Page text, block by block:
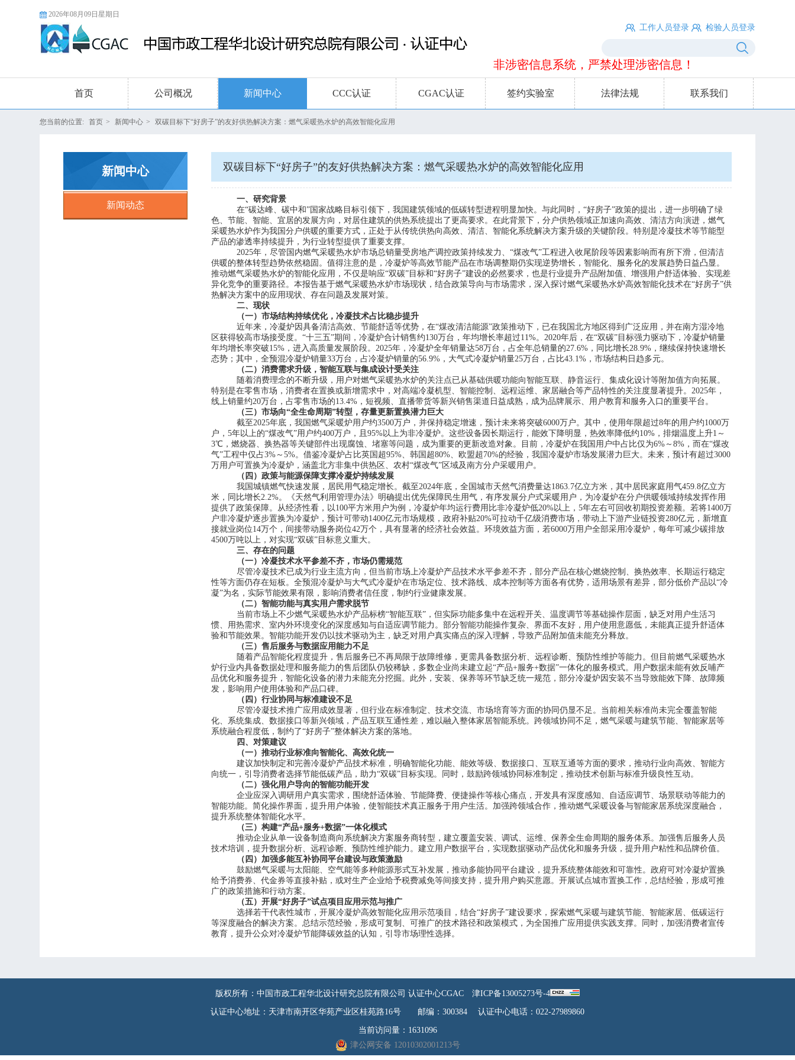
2026年08月09日星期日
工作人员登录 检验人员登录
非涉密信息系统，严禁处理涉密信息！
首页 公司概况 新闻中心 CCC认证 CGAC认证 签约实验室 法律法规 联系我们
您当前的位置: 首页 > 新闻中心 > 双碳目标下“好房子”的友好供热解决方案：燃气采暖热水炉的高效智能化应用
新闻中心
新闻动态
双碳目标下“好房子”的友好供热解决方案：燃气采暖热水炉的高效智能化应用
一、研究背景
在“碳达峰、碳中和”国家战略目标引领下，我国建筑领域的低碳转型进程明显加快。与此同时，“好房子”政策的提出，进一步明确了绿
色、节能、智能、宜居的发展方向，对居住建筑的供热系统提出了更高要求。在此背景下，分户供热领域正加速向高效、清洁方向演进，燃气
采暖热水炉作为我国分户供暖的重要方式，正处于从传统供热向高效、清洁、智能化系统解决方案升级的关键阶段。特别是冷凝技术等节能型
产品的渗透率持续提升，为行业转型提供了重要支撑。
2025年，尽管国内燃气采暖热水炉市场总销量受房地产调控政策持续发力、“煤改气”工程进入收尾阶段等因素影响而有所下滑，但清洁
供暖的整体转型趋势依然稳固。值得注意的是，冷凝炉等高效节能产品在市场调整期仍实现逆势增长，智能化、服务化的发展趋势日益凸显。
推动燃气采暖热水炉的智能化应用，不仅是响应“双碳”目标和“好房子”建设的必然要求，也是行业提升产品附加值、增强用户舒适体验、实现差
异化竞争的重要路径。本报告基于燃气采暖热水炉市场现状，结合政策导向与市场需求，深入探讨燃气采暖热水炉高效智能化技术在“好房子”供
热解决方案中的应用现状、存在问题及发展对策。
二、现状
（一） 市场结构持续优化，冷凝技术占比稳步提升
近年来，冷凝炉因具备清洁高效、节能舒适等优势，在“煤改清洁能源”政策推动下，已在我国北方地区得到广泛应用，并在南方湿冷地
区获得较高市场接受度。“十三五”期间，冷凝炉合计销售约130万台，年均增长率超过11%。2020年后，在“双碳”目标强力驱动下，冷凝炉销量
年均增长率突破15%，进入高质量发展阶段。2025年，冷凝炉全年销量达58万台，占全年总销量的27.6%，同比增长28.9%，继续保持快速增长
态势 ； 其中，全预混冷凝炉销量33万台，占冷凝炉销量的56.9%，大气式冷凝炉销量25万台，占比43.1%，市场结构日趋多元。
（二）消费需求升级，智能互联与集成设计受关注
随着消费理念的不断升级，用户对燃气采暖热水炉的关注点已从基础供暖功能向智能互联、静音运行、集成化设计等附加值方向拓展。
特别是在零售市场，消费者在置换或新增需求中，对高端冷凝机型、智能控制、远程运维、家居融合等产品特性的关注度显著提升。 2025年，
线上销量约20万台，占零售市场的13.4%，短视频、直播带货等新兴销售渠道日益成熟，成为品牌展示、用户教育和服务入口的重要平台。
（三）市场向“全生命周期”转型，存量更新置换潜力巨大
截至2025年底，我国燃气采暖炉用户约3500万户，并保持稳定增速，预计未来将突破6000万户。其中，使用年限超过8年的用户约1000万
户，5年以上的“煤改气”用户约400万户，且95%以上为非冷凝炉。这些设备因长期运行，能效下降明显，热效率降低约10%，排烟温度上升1～
3℃，燃烧器、换热器等关键部件出现腐蚀、堵塞等问题，成为重要的更新改造对象。目前，冷凝炉在我国用户中占比仅为6%～8%，而在“煤改
气”工程中仅占3%～5%。借鉴冷凝炉占比英国超95%、韩国超80%、欧盟超 70%的经验，我国冷凝炉市场发展潜力 巨大。未来，预计有超过3000
万用户可置换为冷凝炉，涵盖北方非集中供热区、农村“煤改气”区域及南方分户采暖用户。
（四）政策与能源保障支撑冷凝炉持续发展
我国城镇燃气快速发展，居民用气稳定增长。截至2024年底，全国城市天然气消费量达1863.7亿立方米，其中居民家庭用气459.8亿立方
米，同比增长2.2%。《天然气利用管理办法》明确提出优先保障民生用气，有序发展分户式采暖用户，为冷凝炉在分户供暖领域持续发挥作用
提供了政策保障。从经济性看，以100平方米用户为例，冷凝炉年均运行费用比非冷凝炉低20%以上，5年左右可回收初期投资差额。若将1400万
户非冷凝炉逐步置换为冷凝炉，预计可带动1400亿元市场规模，政府补贴20%可拉动千亿级消费市场，带动上下游产业链投资280亿元，新增直
接就业岗位14万个，间接带动服务岗位42万个，具有显著的经济社会效益。环境效益方面，若6000万用户全部采用冷凝炉，每年可减少碳排放
4500万吨以上，对实现“双碳”目标意义重大。
三、存在的问题
（一）冷凝技术水平参差不齐，市场仍需规范
尽管冷凝技术已成为行业主流方向，但当前市场上冷凝炉产品技术水平参差不齐，部分产品在核心燃烧控制、换热效率、长期运行稳定
性等方面仍存在短板。全预混冷凝炉与大气式冷凝炉在市场定位、技术路线、成本控制等方面各有优势，适用场景有差异 ，部分低价产品以“冷
凝”为名，实际节能效果有限，影响消费者信任度，制约行业健康发展。
（二）智能功能与真实用户需求脱节
当前市场上不少燃气采暖热水炉产品标榜“智能互联”，但实际功能多集中在远程开关、温度调节等基础操作层面，缺乏对用户生活习
惯、用热需求、室内外环境变化的深度感知与自适应调节能力。部分智能功能操作复杂、界面不友好，用户使用意愿低，未能真正提升舒适体
验和节能效果。智能功能开发仍以技术驱动为主，缺乏对用户真实痛点的深入理解，导致产品附加值未能充分释放。
（三）售后服务与数据应用能力不足
随着产品智能化程度提升，售后服务已不再局限于故障维修，更需具备数据分析、远程诊断、预防性维护等能力。但目前燃气采暖热水
炉行业内具备数据处理和服务能力的售后团队仍较稀缺，多数企业尚未建立起“产品+服务+数据”一体化的服务模式。用户数据未能有效反哺产
品优化和服务提升，智能化设备的潜力未能充分挖掘。此外，安装、保养等环节缺乏统一规范，部分冷凝炉因安装不当导致能效下降、故障频
发，影响用户使用体验和产品口碑。
（四）行业协同与标准建设不足
尽管冷凝技术推广应用成效显著，但行业在标准制定、技术交流、市场培育等方面的协同仍显不足。当前相关标准尚未完全覆盖智能
化、系统集成、数据接口等新兴领域，产品互联互通性差，难以融入整体家居智能系统。跨领域协同不足，燃气采暖与建筑节能、智能家居等
系统融合程度低，制约了“好房子”整体解决方案的落地。
四、对策建议
（一）推动行业标准向智能化、高效化统一
建议加快制定和完善冷凝炉产品技术标准，明确智能化功能、能效等级、数据接口、互联互通等方面的要求，推动行业向高效、智能方
向统一， 引导消费者选择节能低碳产品，助力“双碳”目标实现。同时，鼓励跨领域协同标准制定，推动技术创新与标准升级良性互动。
（二）强化用户导向的智能功能开发
企业应深入调研用户真实需求，围绕舒适体验、节能降费、便捷操作等核心痛点，开发具有深度感知、自适应调节、场景联动等能力的
智能功能。简化操作界面，提升用户体验，使智能技术真正服务于用户生活。加强跨领域合作，推动燃气采暖设备与智能家居系统深度融合，
提升系统整体智能化水平。
（三）构建“产品+服务+数据”一体化模式
推动企业从单一设备制造商向系统解决方案服务商转型，建立覆盖安装、调试、运维、保养全生命周期的服务体系。加强售后服务人员
技术培训，提升数据分析、远程诊断、预防性维护能力。建立用户数据平台，实现数据驱动产品优化和服务升级，提升用户粘性和品牌价值。
（四）加强多能互补协同平台建设与政策激励
鼓励燃气采暖与太阳能、空气能等多种能源形式互补发展，推动多能协同平台建设，提升系统整体能效和可靠性。政府可对冷凝炉置换
给予消费券、代金券等直接补贴，或对生产企业给予税费减免等间接支持，提升用户购买意愿。开展试点城市置换工作，总结经验，形成可推
广的政策措施和行动方案。
（五）开展“好房子”试点项目应用示范与推广
选择若干代表性城市，开展冷凝炉高效智能化应用示范项目，结合“好房子”建设要求，探索燃气采暖与建筑节能、智能家居、低碳运行
等深度融合的解决方案。总结示范经验，形成可复制、可推广的技术路径和政策模式，为全国推广应用提供实践支撑。同时，加强消费者宣传
教育，提升公众对冷凝炉节能降碳效益的认知，引导市场理性选择。
版权所有：中国市政工程华北设计研究总院有限公司 认证中心CGAC 津ICP备13005273号-4
认证中心地址：天津市南开区华苑产业区桂苑路16号 邮编：300384 认证中心电话：022-27989860
当前访问量：1631096
津公网安备 12010302001213号